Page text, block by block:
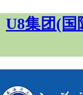
U8集团(国